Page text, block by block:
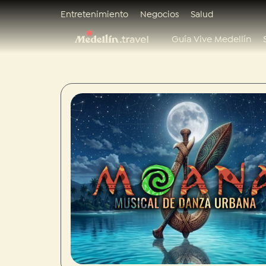
Entretenimiento Negocios Salud
Guía Vive Medellín